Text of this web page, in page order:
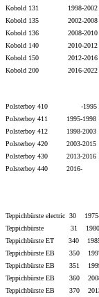
Kobold 131 1998-2002
Kobold 135
Kobold 136
Kobold 140
Kobold 150 2012-2016
Kobold 200 2016-2022
Polsterboy
Polsterboy 411
Polsterboy 412
Polsterboy
Polsterboy 430 2013-2016
Polsterboy 440 2016-
Teppichbürste electric 30
Teppichbürste 31 1980-
Teppichbürste ET 340
Teppichbürste EB 350
Teppichbürste EB 351
Teppichbürste EB 360
Teppichbürste EB 370